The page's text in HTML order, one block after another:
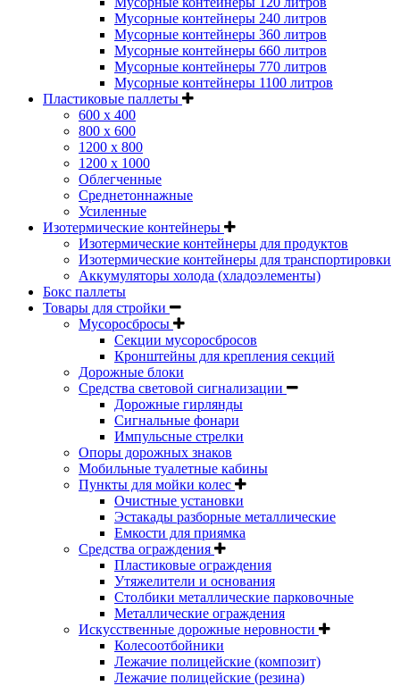
Мусорные контейнеры 240 литров
Мусорные контейнеры 360 литров
Мусорные контейнеры 660 литров
Мусорные контейнеры 770 литров
Мусорные контейнеры 1100 литров
Пластиковые паллеты
600 х 400
800 х 600
1200 х 800
1200 х 1000
Облегченные
Среднетоннажные
Усиленные
Изотермические контейнеры
Изотермические контейнеры для продуктов
Изотермические контейнеры для транспортировки
Аккумуляторы холода (хладоэлементы)
Бокс паллеты
Товары для стройки
Мусоросбросы
Секции мусоросбросов
Кронштейны для крепления секций
Дорожные блоки
Средства световой сигнализации
Дорожные гирлянды
Сигнальные фонари
Импульсные стрелки
Опоры дорожных знаков
Мобильные туалетные кабины
Пункты для мойки колес
Очистные установки
Эстакады разборные металлические
Емкости для приямка
Средства ограждения
Пластиковые ограждения
Утяжелители и основания
Столбики металлические парковочные
Металлические ограждения
Искусственные дорожные неровности
Колесоотбойники
Лежачие полицейские (композит)
Лежачие полицейские (резина)